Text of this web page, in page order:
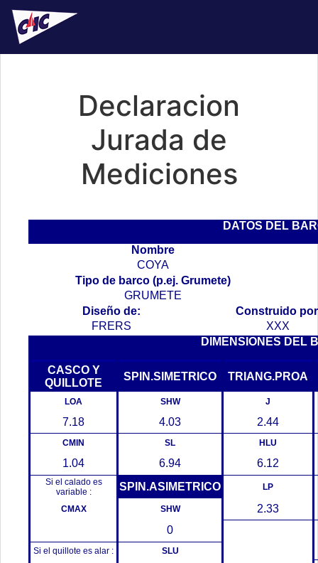
Declaracion
Jurada de
Mediciones
DATOS DEL
Nombre
COYA
Tipo de barco (p.ej. Grumete)
GRUMETE
Diseño de:
Construido
FRERS
XXX
DIMENSIONES DEL
CASCO Y
QUILLOTE
SPIN.SIMETRICO TRIANG.PROA
LOA SHW J
7.18 4.03 2.44
CMIN SL HLU
1.04 6.94 6.12
Si el calado es
variable :
SPIN.ASIMETRICO LP
CMAX SHW
2.33
0
Si el quillote es alar :
SLU